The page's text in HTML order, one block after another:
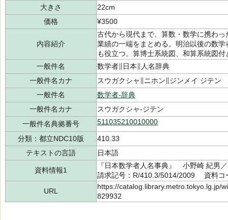
大きさ
22cm
価格
¥3500
内容紹介
古代から現代まで、算数・数学に携わ
業績の一端をまとめる。明治以後の数
も役立つ。算博士系統図、和算系統図付
一般件名
数学者∥日本∥人名辞典
一般件名カナ
スウガクシャ∥ニホン∥ジンメイ ジテン
一般件名
数学者-辞典
一般件名カナ
スウガクシャ-ジテン
一般件名典拠番号
511035210010000
分類：都立NDC10版
410.33
テキストの言語
日本語
資料情報1
『日本数学者人名事典』 小野崎 紀
請求記号：R/410.3/5014/2009 資料コ
URL
https://catalog.library.metro.tokyo.lg.jp/
829932